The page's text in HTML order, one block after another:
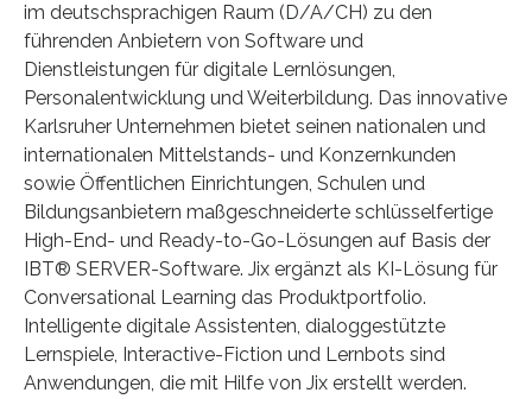
im deutschsprachigen Raum (D/A/CH) zu den
führenden Anbietern von Software und
Dienstleistungen für digitale Lernlösungen,
Personalentwicklung und Weiterbildung. Das innovative
Karlsruher Unternehmen bietet seinen nationalen und
internationalen Mittelstands- und Konzernkunden
sowie Öffentlichen Einrichtungen, Schulen und
Bildungsanbietern maßgeschneiderte schlüsselfertige
High-End- und Ready-to-Go-Lösungen auf Basis der
IBT® SERVER-Software. Jix ergänzt als KI-Lösung für
Conversational Learning das Produktportfolio.
Intelligente digitale Assistenten, dialoggestützte
Lernspiele, Interactive-Fiction und Lernbots sind
Anwendungen, die mit Hilfe von Jix erstellt werden.